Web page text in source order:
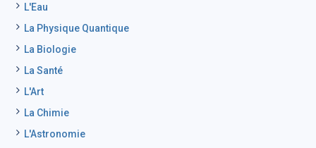
L'Eau
La Physique Quantique
La Biologie
La Santé
L'Art
La Chimie
L'Astronomie